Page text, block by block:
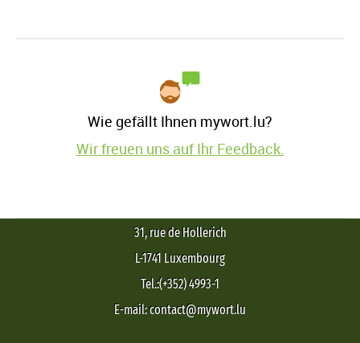
Wie gefällt Ihnen mywort.lu?
Wir freuen uns auf Ihr Feedback.
31, rue de Hollerich
L-1741 Luxembourg
Tel.:(+352) 4993-1
E-mail: contact@mywort.lu